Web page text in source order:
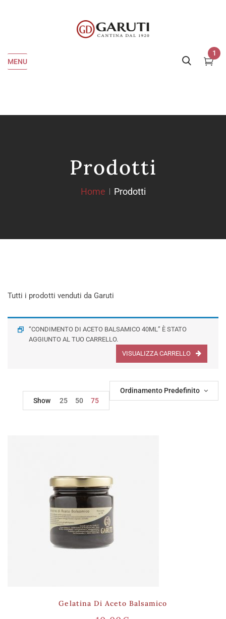
MENU
1
Prodotti
Home Prodotti
Tutti i prodotti venduti da Garuti
“CONDIMENTO DI ACETO BALSAMICO 40ML” È STATO
AGGIUNTO AL TUO CARRELLO.
VISUALIZZA CARRELLO
Ordinamento Predefinito
Show
25 50 75
Gelatina Di Aceto Balsamico